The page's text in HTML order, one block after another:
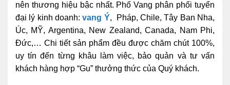
nên thương hiệu bậc nhất. Phố Vang phân phối tuyển
đại lý kinh doanh:vang Ý, Pháp, Chile, Tây Ban Nha,
Úc, MỸ, Argentina, New Zealand, Canada, Nam Phi,
Đức,… Chi tiết sản phẩm đều được chăm chút 100%,
uy tín đến từng khâu làm việc, bảo quản và tư vấn
khách hàng hợp “Gu” thưởng thức của Quý khách.